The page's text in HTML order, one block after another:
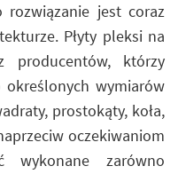
jest coraz
Płyty pleksi na
producentów, którzy
określonych wymiarów
prostokąty, koła,
oczekiwaniom
wykonane zarówno